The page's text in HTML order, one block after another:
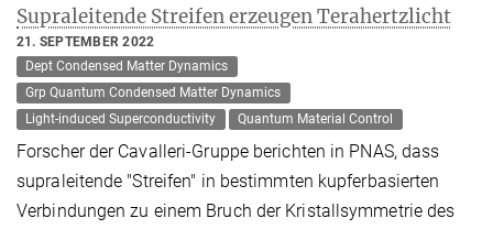
Supraleitende Streifen erzeugen Terahertzlicht
21. SEPTEMBER 2022
Dept Condensed Matter Dynamics
Grp Quantum Condensed Matter Dynamics
Light-induced Superconductivity
Quantum Material Control
Forscher der Cavalleri-Gruppe berichten in PNAS, dass
supraleitende "Streifen" in bestimmten kupferbasierten
Verbindungen zu einem Bruch der Kristallsymmetrie des